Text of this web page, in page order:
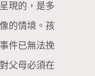
現的，是多
的情境。孩
件已無法挽
父母必須在